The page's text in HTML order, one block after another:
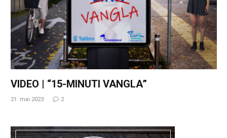
VIDEO | “15-MINUTI VANGLA”
21. mai 2023 2